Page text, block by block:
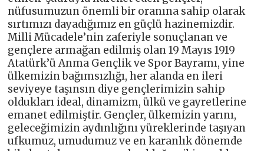
nüfusumuzun önemli bir oranına sahip olarak
sırtımızı dayadığımız en güçlü hazinemizdir.
Milli Mücadele’nin zaferiyle sonuçlanan ve
gençlere armağan edilmiş olan 19 Mayıs 1919
Atatürk’ü Anma Gençlik ve Spor Bayramı, yine
ülkemizin bağımsızlığı, her alanda en ileri
seviyeye taşınsın diye gençlerimizin sahip
oldukları ideal, dinamizm, ülkü ve gayretlerine
emanet edilmiştir. Gençler, ülkemizin yarını,
geleceğimizin aydınlığını yüreklerinde taşıyan
ufkumuz, umudumuz ve en karanlık dönemde